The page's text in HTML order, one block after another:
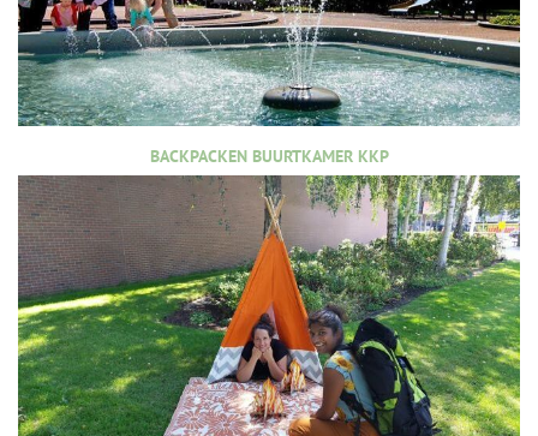
BACKPACKEN BUURTKAMER KKP